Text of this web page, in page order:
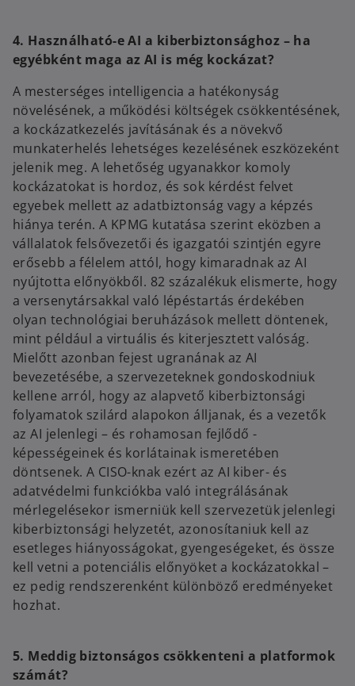
4. Használható-e AI a kiberbiztonsághoz – ha
egyébként maga az AI is még kockázat?
A mesterséges intelligencia a hatékonyság
növelésének, a működési költségek csökkentésének,
a kockázatkezelés javításának és a növekvő
munkaterhelés lehetséges kezelésének eszközeként
jelenik meg. A lehetőség ugyanakkor komoly
kockázatokat is hordoz, és sok kérdést felvet
egyebek mellett az adatbiztonság vagy a képzés
hiánya terén. A KPMG kutatása szerint eközben a
vállalatok felsővezetői és igazgatói szintjén egyre
erősebb a félelem attól, hogy kimaradnak az AI
nyújtotta előnyökből. 82 százalékuk elismerte, hogy
a versenytársakkal való lépéstartás érdekében
olyan technológiai beruházások mellett döntenek,
mint például a virtuális és kiterjesztett valóság.
Mielőtt azonban fejest ugranának az AI
bevezetésébe, a szervezeteknek gondoskodniuk
kellene arról, hogy az alapvető kiberbiztonsági
folyamatok szilárd alapokon álljanak, és a vezetők
az AI jelenlegi – és rohamosan fejlődő -
képességeinek és korlátainak ismeretében
döntsenek. A CISO-knak ezért az AI kiber- és
adatvédelmi funkciókba való integrálásának
mérlegelésekor ismerniük kell szervezetük jelenlegi
kiberbiztonsági helyzetét, azonosítaniuk kell az
esetleges hiányosságokat, gyengeségeket, és össze
kell vetni a potenciális előnyöket a kockázatokkal –
ez pedig rendszerenként különböző eredményeket
hozhat.
5. Meddig biztonságos csökkenteni a platformok
számát?